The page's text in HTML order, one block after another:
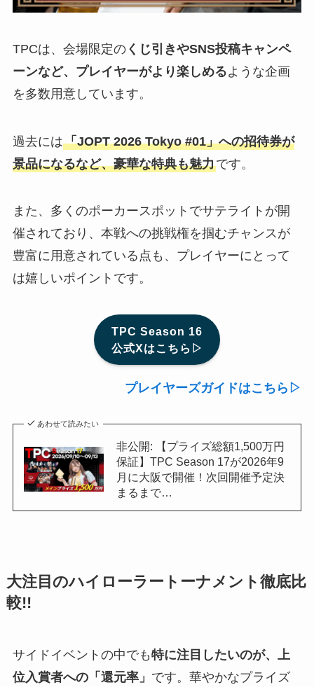
TPCは、会場限定のくじ引きやSNS投稿キャンペ
ーンなど、プレイヤーがより楽しめるような企画
を多数用意しています。
過去には「JOPT 2026 Tokyo #01」への招待券が
景品になるなど、豪華な特典も魅力です。
また、多くのポーカースポットでサテライトが開
催されており、本戦への挑戦権を掴むチャンスが
豊富に用意されている点も、プレイヤーにとって
は嬉しいポイントです。
TPC Season 16
公式Xはこちら▷
プレイヤーズガイドはこちら▷
あわせて読みたい
非公開: 【プライズ総額1,500万円
保証】TPC Season 17が2026年9
月に大阪で開催！次回開催予定決
まるまで…
大注目のハイローラートーナメント徹底比
較!!
サイドイベントの中でも特に注目したいのが、上
位入賞者への「還元率」 です。華やかなプライズ